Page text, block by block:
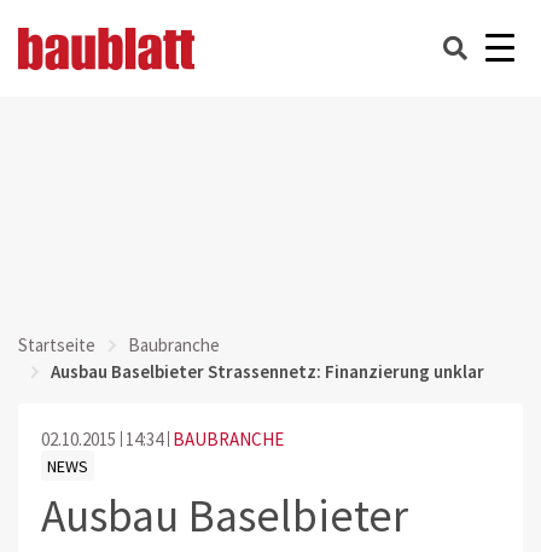
Startseite
Baubranche
Ausbau Baselbieter Strassennetz: Finanzierung unklar
02.10.2015 14:34 BAUBRANCHE
NEWS
Ausbau Baselbieter